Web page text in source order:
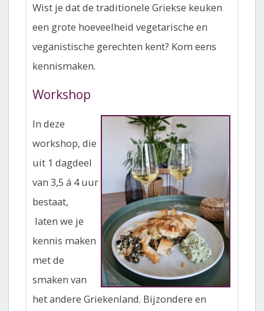
Wist je dat de traditionele Griekse keuken
een grote hoeveelheid vegetarische en
veganistische gerechten kent? Kom eens
kennismaken.
Workshop
In deze
workshop, die
uit 1 dagdeel
van 3,5 á 4 uur
bestaat,
laten we je
kennis maken
met de
smaken van
het andere Griekenland. Bijzondere en